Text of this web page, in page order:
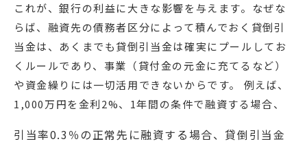
これが、銀行の利益に大きな影響を与えます。なぜな
らば、融資先の債務者区分によって積んでおく貸倒引
当金は、あくまでも貸倒引当金は確実にプールしてお
くルールであり、事業（貸付金の元金に充てるなど）
や資金繰りには一切活用できないからです。 例えば、
1,000万円を金利2%、1年間の条件で融資する場合、
引当率0.3％の正常先に融資する場合、貸倒引当金